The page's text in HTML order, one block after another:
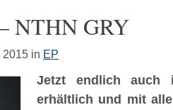
NTHN GRY
2015 in EP
Jetzt endlich auch
erhältlich und mit